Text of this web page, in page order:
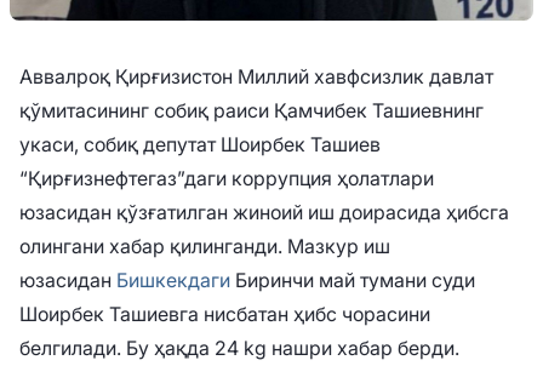
Аввалроқ Қирғизистон Миллий хавфсизлик давлат
қўмитасининг собиқ раиси Қамчибек Ташиевнинг
укаси, собиқ депутат Шоирбек Ташиев
“Қирғизнефтегаз”даги коррупция ҳолатлари
юзасидан қўзғатилган жиноий иш доирасида ҳибсга
олингани хабар қилинганди. Мазкур иш
юзасидан Бишкекдаги Биринчи май тумани суди
Шоирбек Ташиевга нисбатан ҳибс чорасини
белгилади. Бу ҳақда 24 kg нашри хабар берди.